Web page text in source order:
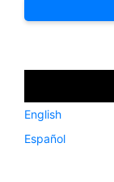
English
Español